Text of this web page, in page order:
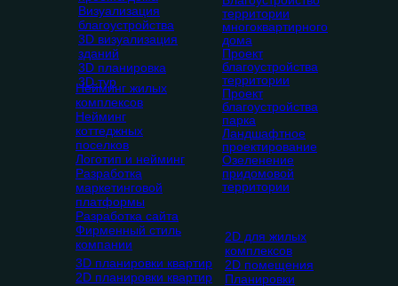
территории
многоквартирного
дома
Проект
благоустройства
территории
Проект
благоустройства
парка
Ландшафтное
проектирование
Озеленение
придомовой
территории
3D планировки квартир
2D планировки квартир
2D для жилых
комплексов
2D помещения
Планировки
Визуализация
благоустройства
3D визуализация
зданий
3D планировка
3D тур
Нейминг жилых
комплексов
Нейминг
коттеджных
поселков
Логотип и нейминг
Разработка
маркетинговой
платформы
Разработка сайта
Фирменный стиль
компании